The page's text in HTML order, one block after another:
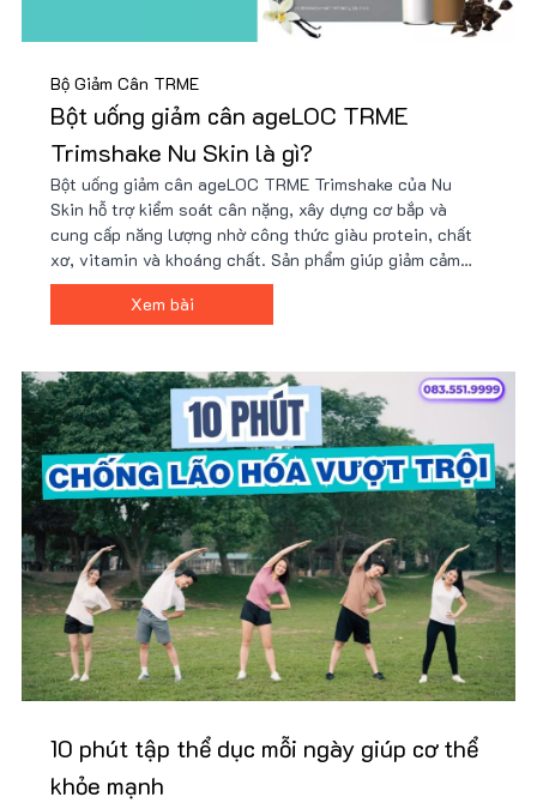
Bộ Giảm Cân TRME
Bột uống giảm cân ageLOC TRME
Trimshake Nu Skin là gì?
Bột uống giảm cân ageLOC TRME Trimshake của Nu
Skin hỗ trợ kiểm soát cân nặng, xây dựng cơ bắp và
cung cấp năng lượng nhờ công thức giàu protein, chất
xơ, vitamin và khoáng chất. Sản phẩm giúp giảm cảm
giác thèm ăn, tăng cường trao đổi chất và phù hợp với
người bận rộn hoặc tập luyện. Giá tốt tại Nu88!
Xem bài
10 phút tập thể dục mỗi ngày giúp cơ thể
khỏe mạnh